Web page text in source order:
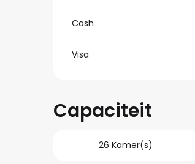
Cash
Visa
Capaciteit
26 Kamer(s)